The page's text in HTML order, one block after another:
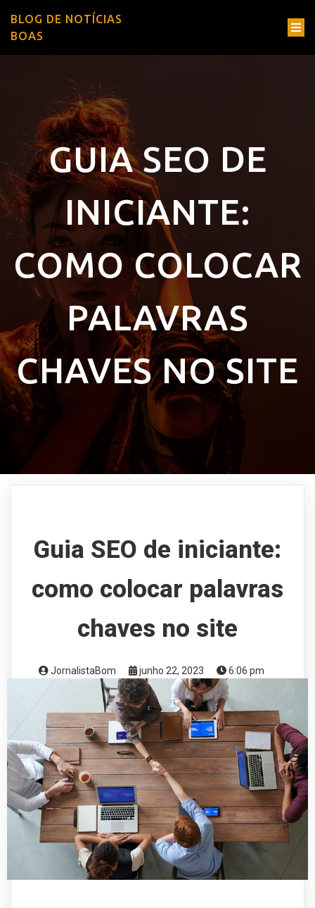
BLOG DE NOTÍCIAS
BOAS
GUIA SEO DE
INICIANTE:
COMO COLOCAR
PALAVRAS
CHAVES NO SITE
Guia SEO de iniciante:
como colocar palavras
chaves no site
JornalistaBom junho 22, 2023 6:06 pm